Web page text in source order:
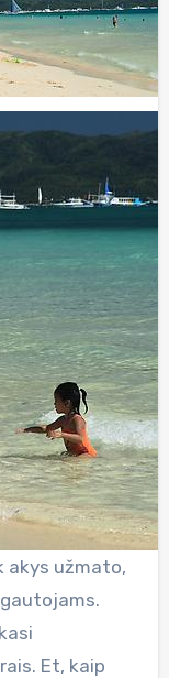
akys užmato,
Et, kaip